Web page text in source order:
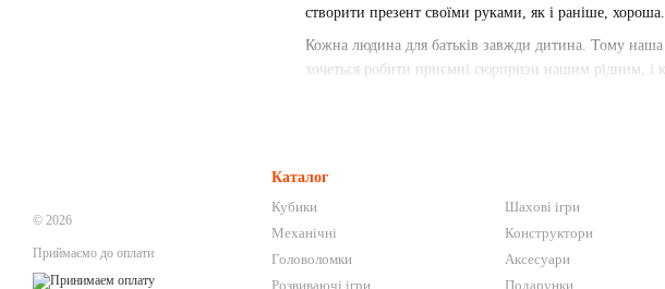
створити презент своїми руками, як і раніше, хороша.
Кожна людина для батьків завжди дитина. Тому наша
хочеться робити приємні сюрпризи нашим рідним, і
захоплюючої головоломки. Ностальгічний кубик
наші кур'єри привезуть презент того ж дня.
© 2026
Приймаємо до оплати
Каталог
Кубики
Механічні
Головоломки
Розвиваючі ігри
Шахові ігри
Конструктори
Аксесуари
Подарунки